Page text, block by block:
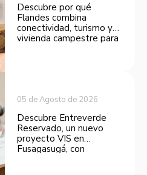
Descubre por qué
Flandes combina
conectividad, turismo y
vivienda campestre para
05 de Agosto de 2026
Descubre Entreverde
Reservado, un nuevo
proyecto VIS en
Fusagasugá, con